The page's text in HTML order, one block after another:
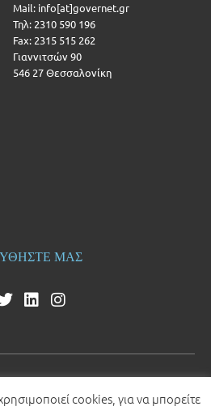
Mail: info[at]governet.gr
Τηλ: 2310 590 196
Fax: 2315 515 262
Γιαννιτσών 90
546 27 Θεσσαλονίκη
ΜΑΣ
All rights reservedcookies, για να μπορείτε